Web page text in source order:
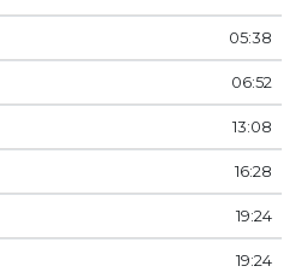
05:38
06:52
13:08
16:28
19:24
19:24